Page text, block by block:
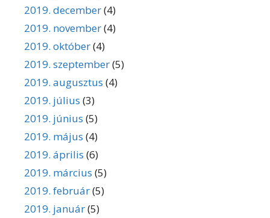
2019. december(4)
2019. november(4)
2019. október(4)
2019. szeptember(5)
2019. augusztus (4)
2019. július (3)
2019. június (5)
2019. május (4)
2019. április (6)
2019. március (5)
2019. február(5)
2019. január(5)